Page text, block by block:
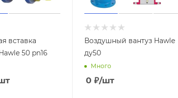
вставка
50 pn16
Воздушный вантуз Hawle
ду50
Много
0 ₽/шт